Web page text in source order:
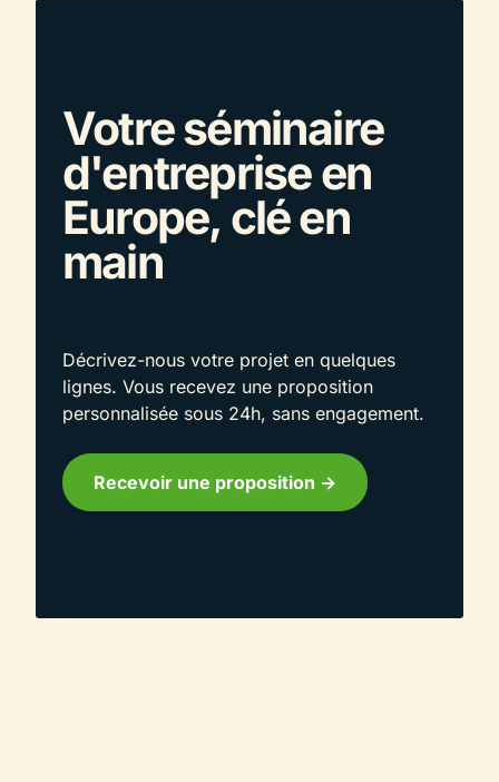
Votre séminaire
d'entreprise en
Europe, clé en
main
Décrivez-nous votre projet en quelques
lignes. Vous recevez une proposition
personnalisée sous 24h, sans engagement.
Recevoir une proposition ->